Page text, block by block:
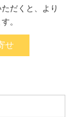
だくと、より
。
せ